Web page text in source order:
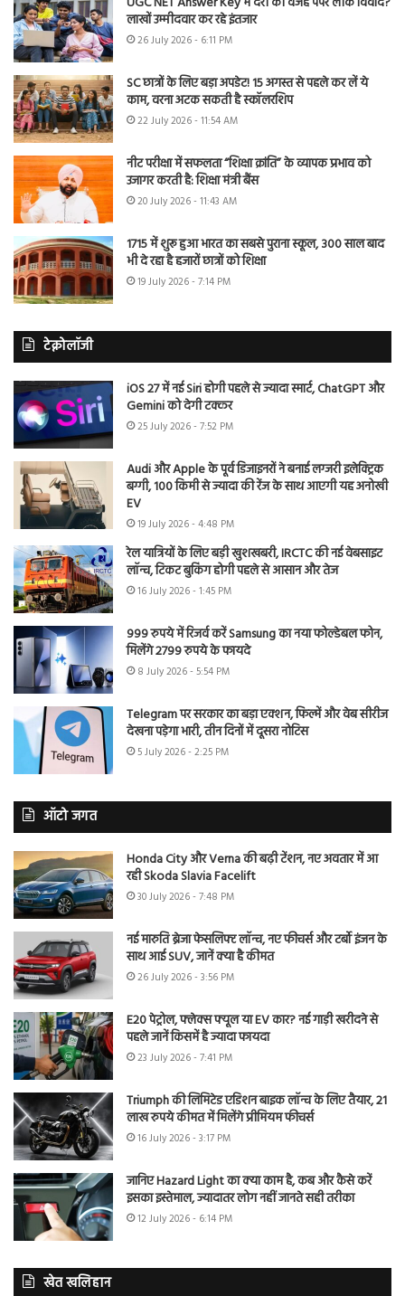
लाखों उम्मीदवार कर रहे इंतजार
26 July 2026 - 6:11 PM
SC छात्रों के लिए बड़ा अपडेट! 15 अगस्त से पहले कर लें ये
काम, वरना अटक सकती है स्कॉलरशिप
22 July 2026 - 11:54 AM
नीट परीक्षा में सफलता “शिक्षा क्रांति” के व्यापक प्रभाव को
उजागर करती है: शिक्षा मंत्री बैंस
20 July 2026 - 11:43 AM
1715 में शुरू हुआ भारत का सबसे पुराना स्कूल, 300 साल बाद
भी दे रहा है हजारों छात्रों को शिक्षा
19 July 2026 - 7:14 PM
टेक्नोलॉजी
iOS 27 में नई Siri होगी पहले से ज्यादा स्मार्ट, ChatGPT और
Gemini को देगी टक्कर
25 July 2026 - 7:52 PM
Audi और Apple के पूर्व डिजाइनरों ने बनाई लग्जरी इलेक्ट्रिक
बग्गी, 100 किमी से ज्यादा की रेंज के साथ आएगी यह अनोखी
EV
19 July 2026 - 4:48 PM
रेल यात्रियों के लिए बड़ी खुशखबरी, IRCTC की नई वेबसाइट
लॉन्च, टिकट बुकिंग होगी पहले से आसान और तेज
16 July 2026 - 1:45 PM
999 रुपये में रिजर्व करें Samsung का नया फोल्डेबल फोन,
मिलेंगे 2799 रुपये के फायदे
8 July 2026 - 5:54 PM
Telegram पर सरकार का बड़ा एक्शन, फिल्में और वेब सीरीज
देखना पड़ेगा भारी, तीन दिनों में दूसरा नोटिस
5 July 2026 - 2:25 PM
ऑटो जगत
Honda City और Verna की बढ़ी टेंशन, नए अवतार में आ
रही Skoda Slavia Facelift
30 July 2026 - 7:48 PM
नई मारुति ब्रेजा फेसलिफ्ट लॉन्च, नए फीचर्स और टर्बो इंजन के
साथ आई SUV, जानें क्या है कीमत
26 July 2026 - 3:56 PM
E20 पेट्रोल, फ्लेक्स फ्यूल या EV कार? नई गाड़ी खरीदने से
पहले जानें किसमें है ज्यादा फायदा
23 July 2026 - 7:41 PM
Triumph की लिमिटेड एडिशन बाइक लॉन्च के लिए तैयार, 21
लाख रुपये कीमत में मिलेंगे प्रीमियम फीचर्स
16 July 2026 - 3:17 PM
जानिए Hazard Light का क्या काम है, कब और कैसे करें
इसका इस्तेमाल, ज्यादातर लोग नहीं जानते सही तरीका
12 July 2026 - 6:14 PM
खेत खलिहान